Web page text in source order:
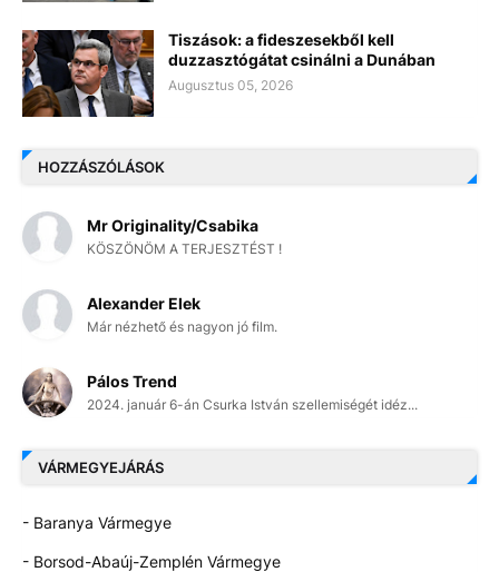
Tiszások: a fideszesekből kell
duzzasztógátat csinálni a Dunában
Augusztus 05, 2026
HOZZÁSZÓLÁSOK
Mr Originality/Csabika
KÖSZÖNÖM A TERJESZTÉST !
Alexander Elek
Már nézhető és nagyon jó film.
Pálos Trend
2024. január 6-án Csurka István szellemiségét idéz...
VÁRMEGYEJÁRÁS
- Baranya Vármegye
- Borsod-Abaúj-Zemplén Vármegye